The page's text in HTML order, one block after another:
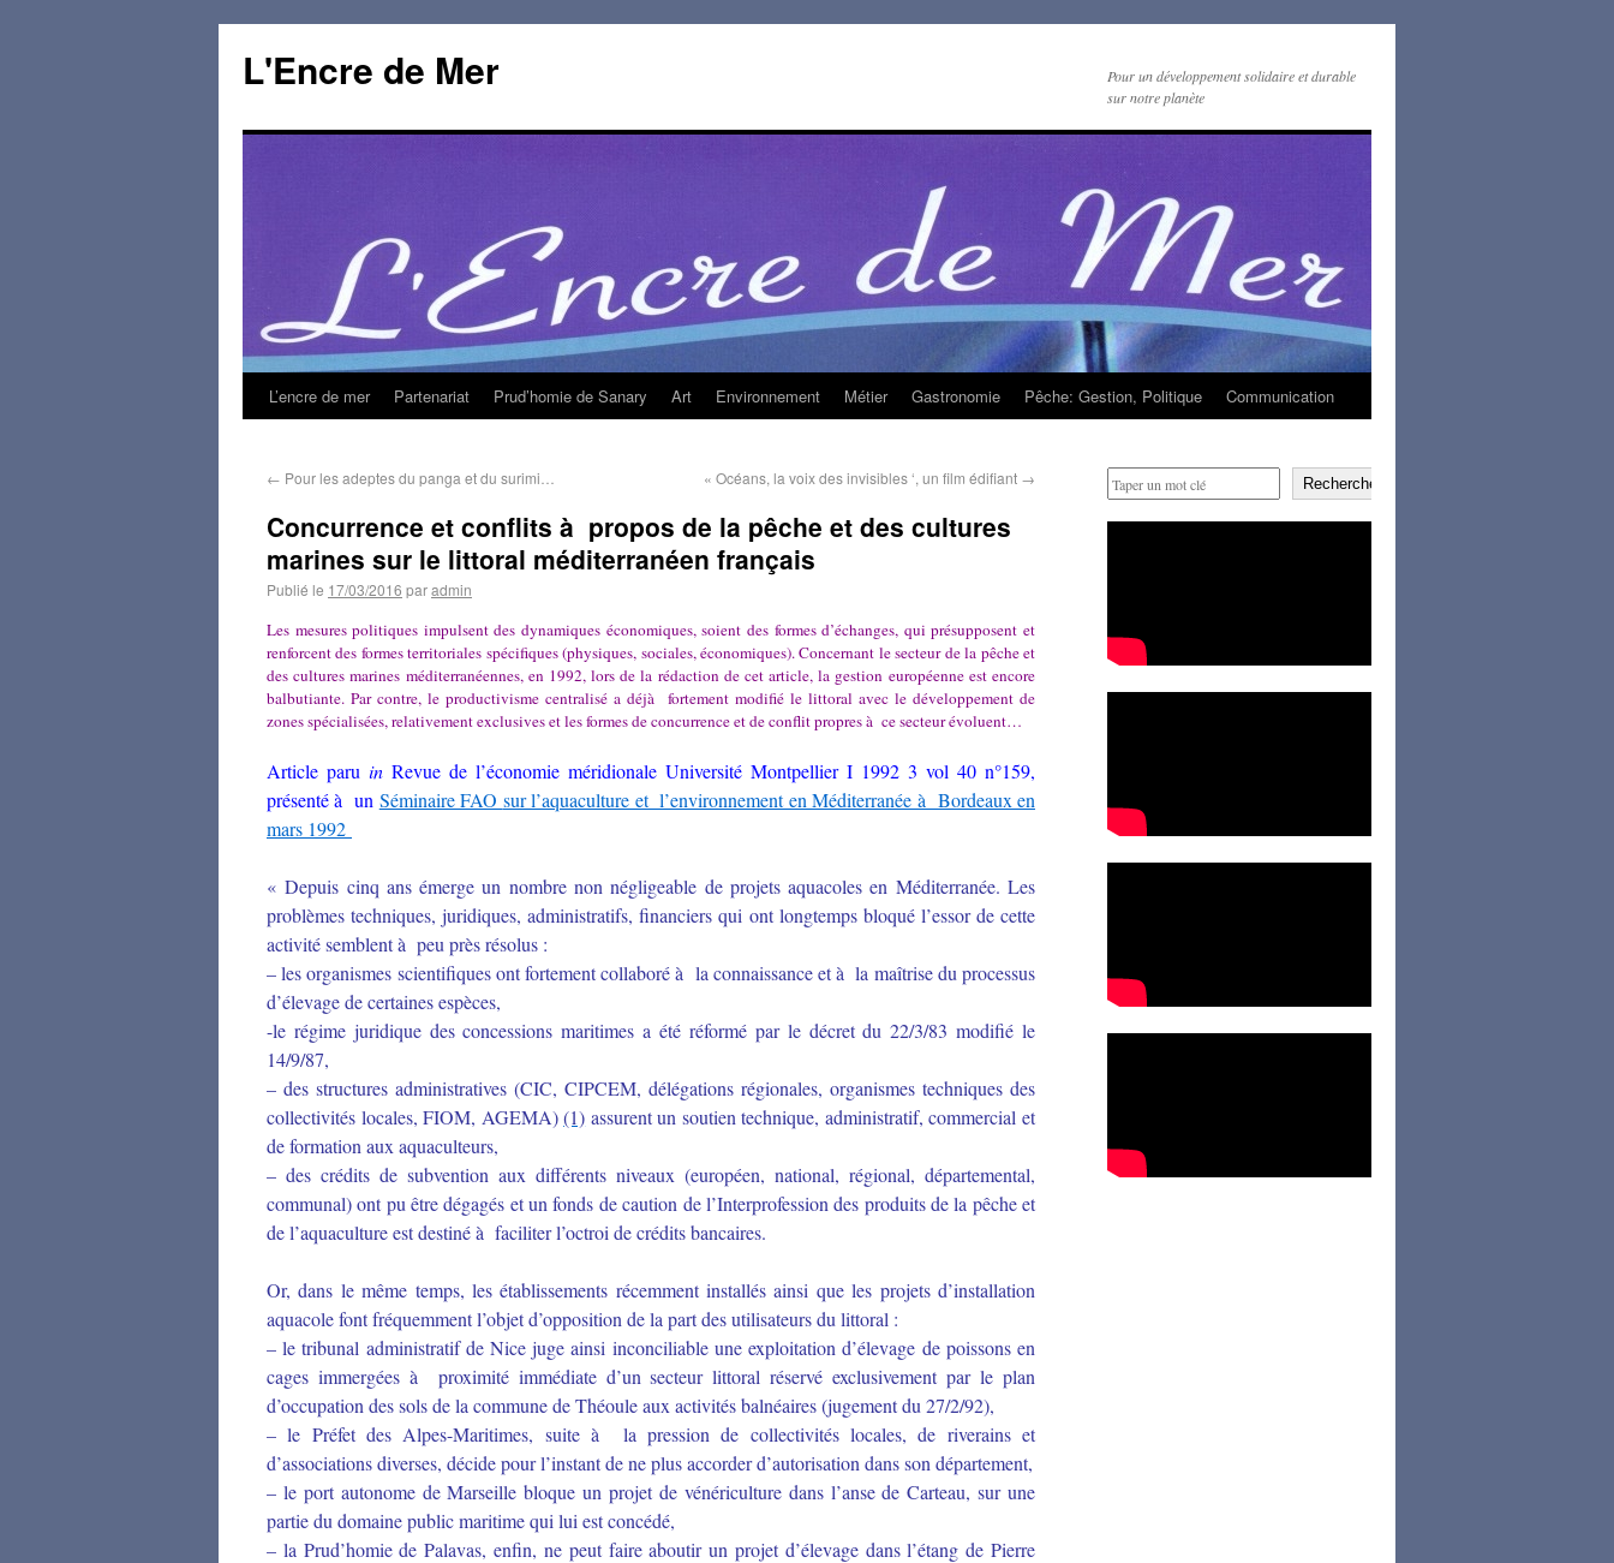
L'Encre de Mer
Pour un développement solidaire et durable
sur notre planète
L’encre de mer Partenariat Prud’homie de Sanary Art Environnement Métier Gastronomie Pêche: Gestion, Politique Communication
← Pour les adeptes du panga et du surimi… « Océans, la voix des invisibles ‘, un film édifiant →
Concurrence et conflits à propos de la pêche et des cultures
marines sur le littoral méditerranéen français
Publié le 17/03/2016 paradmin
Les mesures politiques impulsent des dynamiques économiques, soient des formes d’échanges, qui présupposent et
renforcent des formes territoriales spécifiques (physiques, sociales, économiques). Concernant le secteur de la pêche et
des cultures marines méditerranéennes, en 1992, lors de la rédaction de cet article, la gestion européenne est encore
balbutiante. Par contre, le productivisme centralisé a déjà fortement modifié le littoral avec le développement de
zones spécialisées, relativement exclusives et les formes de concurrence et de conflit propres à ce secteur évoluent…
Article paru in Revue de l’économie méridionale Université Montpellier I 1992 3 vol 40 n°159,
présenté à un Séminaire FAO sur l’aquaculture et l’environnement en Méditerranée à Bordeaux en
mars 1992
« Depuis cinq ans émerge un nombre non négligeable de projets aquacoles en Méditerranée. Les
problèmes techniques, juridiques, administratifs, financiers qui ont longtemps bloqué l’essor de cette
activité semblent à peu près résolus :
– les organismes scientifiques ont fortement collaboré à la connaissance et à la maîtrise du processus
d’élevage de certaines espèces,
-le régime juridique des concessions maritimes a été réformé par le décret du 22/3/83 modifié le
14/9/87,
– des structures administratives (CIC, CIPCEM, délégations régionales, organismes techniques des
collectivités locales, FIOM, AGEMA)(1) assurent un soutien technique, administratif, commercial et
de formation aux aquaculteurs,
– des crédits de subvention aux différents niveaux (européen, national, régional, départemental,
communal) ont pu être dégagés et un fonds de caution de l’Interprofession des produits de la pêche et
de l’aquaculture est destiné à faciliter l’octroi de crédits bancaires.
Or, dans le même temps, les établissements récemment installés ainsi que les projets d’installation
aquacole font fréquemment l’objet d’opposition de la part des utilisateurs du littoral :
– le tribunal administratif de Nice juge ainsi inconciliable une exploitation d’élevage de poissons en
cages immergées à proximité immédiate d’un secteur littoral réservé exclusivement par le plan
d’occupation des sols de la commune de Théoule aux activités balnéaires (jugement du 27/2/92),
– le Préfet des Alpes-Maritimes, suite à la pression de collectivités locales, de riverains et
d’associations diverses, décide pour l’instant de ne plus accorder d’autorisation dans son département,
– le port autonome de Marseille bloque un projet de vénériculture dans l’anse de Carteau, sur une
partie du domaine public maritime qui lui est concédé,
– la Prud’homie de Palavas, enfin, ne peut faire aboutir un projet d’élevage dans l’étang de Pierre
Rechercher